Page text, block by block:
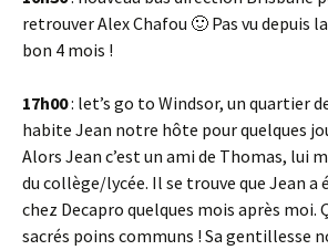
retrouver Alex Chafou 🙂 Pas vu depuis
bon 4 mois !
17h00: let’s go to Windsor, un quartier
habite Jean notre hôte pour quelques
Alors Jean c’est un ami de Thomas, lui
du collège/lycée. Il se trouve que Jean
chez Decapro quelques mois après moi.
sacrés poins communs ! Sa gentillesse